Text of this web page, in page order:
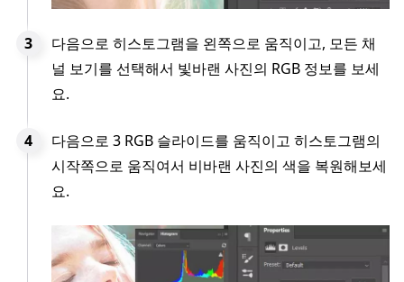
다음으로 히스토그램을 왼쪽으로 움직이고, 모든 채
널 보기를 선택해서 빛바랜 사진의 RGB 정보를 보세
요.
다음으로 3 RGB 슬라이드를 움직이고 히스토그램의
시작쪽으로 움직여서 비바랜 사진의 색을 복원해보세
요.